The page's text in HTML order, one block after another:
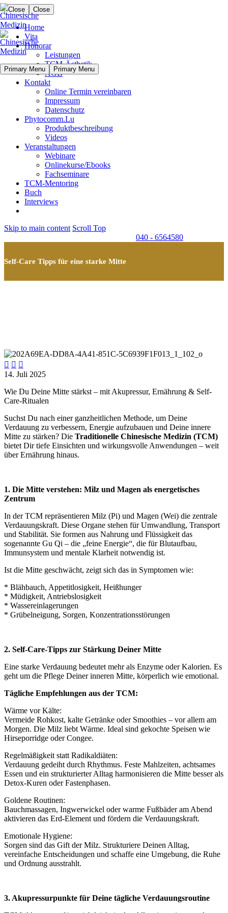
Close Close
Home
Vita
Honorar
Leistungen
TCM-Ästhetik
AGB
Kontakt
Online Termin vereinbaren
Impressum
Datenschutz
Phytocomm.Lu
Produktbeschreibung
Videos
Veranstaltungen
Webinare
Onlinekurse/Ebooks
Fachseminare
TCM-Mentoring
Buch
Interviews
Skip to main content Scroll Top
040 - 6564580
Primary Menu Primary Menu
Self-Care Tipps für eine starke Mitte
  
14. Juli 2025
Wie Du Deine Mitte stärkst – mit Akupressur, Ernährung & Self-
Care-Ritualen
Suchst Du nach einer ganzheitlichen Methode, um Deine
Verdauung zu verbessern, Energie aufzubauen und Deine innere
Mitte zu stärken? Die Traditionelle Chinesische Medizin (TCM)
bietet Dir tiefe Einsichten und wirkungsvolle Anwendungen – weit
über Ernährung hinaus.
1. Die Mitte verstehen: Milz und Magen als energetisches
Zentrum
In der TCM repräsentieren Milz (Pi) und Magen (Wei) die zentrale
Verdauungskraft. Diese Organe stehen für Umwandlung, Transport
und Stabilität. Sie formen aus Nahrung und Flüssigkeit das
sogenannte Gu Qi – die „feine Energie“, die für Blutaufbau,
Immunsystem und mentale Klarheit notwendig ist.
Ist die Mitte geschwächt, zeigt sich das in Symptomen wie:
* Blähbauch, Appetitlosigkeit, Heißhunger
* Müdigkeit, Antriebslosigkeit
* Wassereinlagerungen
* Grübelneigung, Sorgen, Konzentrationsstörungen
2. Self-Care-Tipps zur Stärkung Deiner Mitte
Eine starke Verdauung bedeutet mehr als Enzyme oder Kalorien. Es
geht um die Pflege Deiner inneren Mitte, körperlich wie emotional.
Tägliche Empfehlungen aus der TCM:
Wärme vor Kälte:
Vermeide Rohkost, kalte Getränke oder Smoothies – vor allem am
Morgen. Die Milz liebt Wärme. Ideal sind gekochte Speisen wie
Hirseporridge oder Congee.
Regelmäßigkeit statt Radikaldiäten:
Verdauung gedeiht durch Rhythmus. Feste Mahlzeiten, achtsames
Essen und ein strukturierter Alltag harmonisieren die Mitte besser als
Detox-Kuren oder Fastenphasen.
Goldene Routinen:
Bauchmassagen, Ingwerwickel oder warme Fußbäder am Abend
aktivieren das Erd-Element und fördern die Verdauungskraft.
Emotionale Hygiene:
Sorgen sind das Gift der Milz. Strukturiere Deinen Alltag,
vereinfache Entscheidungen und schaffe eine Umgebung, die Ruhe
und Ordnung ausstrahlt.
3. Akupressurpunkte für Deine tägliche Verdauungsroutine